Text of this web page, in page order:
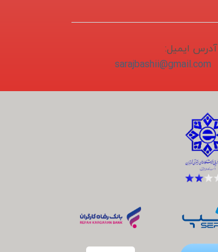
آدرس ایمیل:
sarajbashii@gmail.com